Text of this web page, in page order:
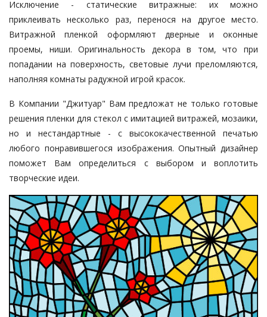
Исключение - статические витражные: их можно
приклеивать несколько раз, перенося на другое место.
Витражной пленкой оформляют дверные и оконные
проемы, ниши. Оригинальность декора в том, что при
попадании на поверхность, световые лучи преломляются,
наполняя комнаты радужной игрой красок.
В Компании "Джитуар" Вам предложат не только готовые
решения пленки для стекол с имитацией витражей, мозаики,
но и нестандартные - с высококачественной печатью
любого понравившегося изображения. Опытный дизайнер
поможет Вам определиться с выбором и воплотить
творческие идеи.